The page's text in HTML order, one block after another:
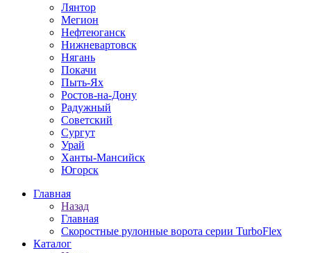
Лянтор
Мегион
Нефтеюганск
Нижневартовск
Нягань
Покачи
Пыть-Ях
Рoстов-на-Дону
Радужный
Советский
Сургут
Урай
Ханты-Мансийск
Югорск
Главная
Назад
Главная
Скоростные рулонные ворота серии TurboFlex
Каталог